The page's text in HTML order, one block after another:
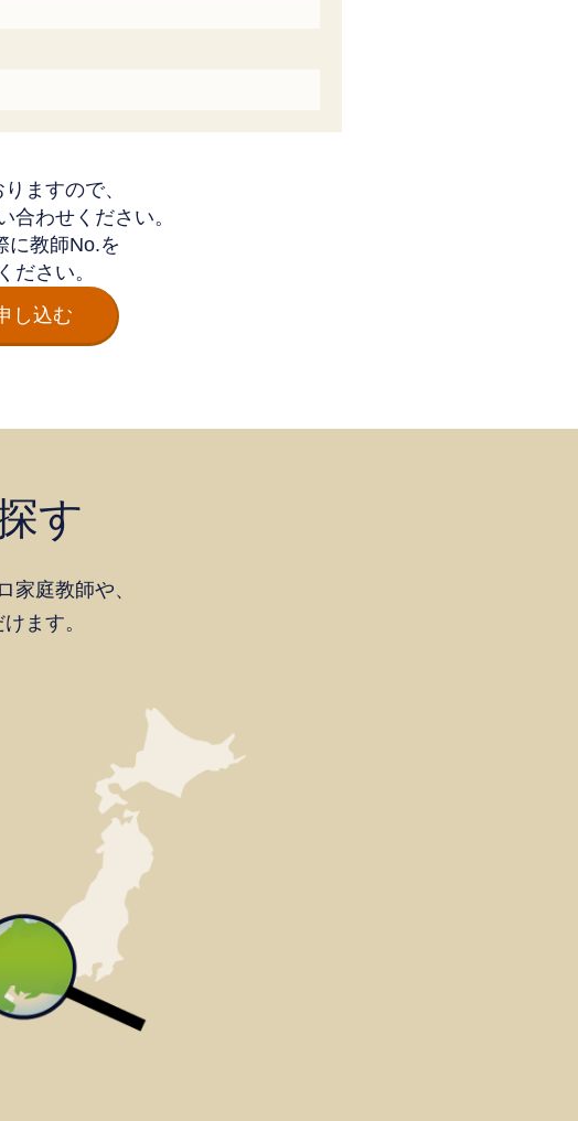
ますので、
合わせください。
に教師No.を
ださい。
し込む
す
家庭教師や、
ます。